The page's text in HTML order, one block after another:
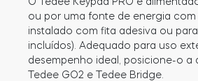
ou por uma fonte de energia
instalado com fita adesiva ou
incluídos). Adequado para uso
desempenho ideal, posicione-o a
Tedee GO2 e Tedee Bridge.